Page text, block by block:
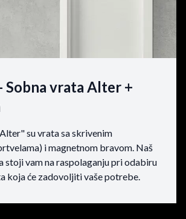
Sobna vrata Alter +
su vrata sa skrivenim
i magnetnom bravom. Naš
stoji vam na raspolaganju pri odabiru
koja će zadovoljiti vaše potrebe.